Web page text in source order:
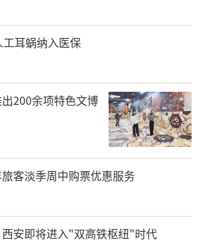
耳蜗纳入医保
200余项特色文博
客淡季周中购票优惠服务
安即将进入"双高铁枢纽"时代